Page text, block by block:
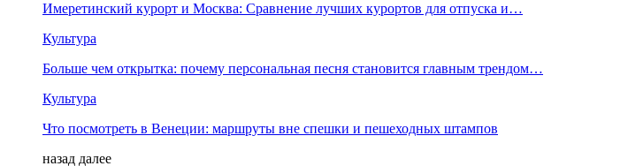
Имеретинский курорт и Москва: Сравнение лучших курортов для отпуска и…
Культура
Больше чем открытка: почему персональная песня становится главным трендом…
Культура
Что посмотреть в Венеции: маршруты вне спешки и пешеходных штампов
назад далее